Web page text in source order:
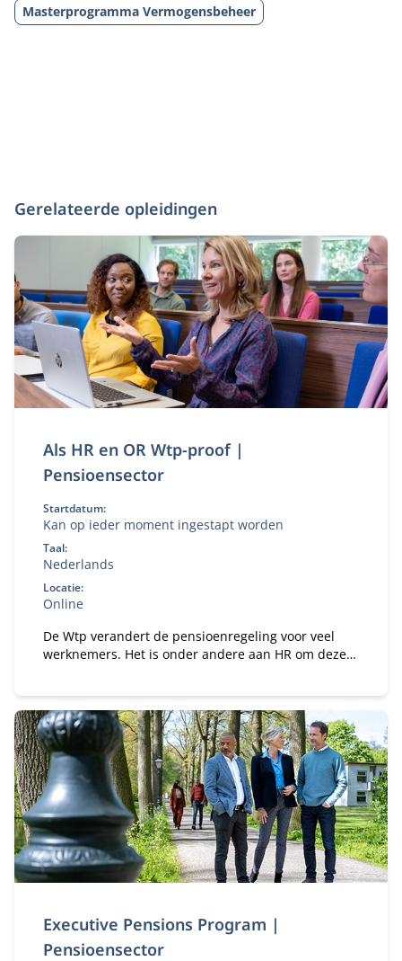
Masterprogramma Vermogensbeheer
Gerelateerde opleidingen
Als HR en OR Wtp-proof |
Pensioensector
Startdatum:
Kan op ieder moment ingestapt worden
Taal:
Nederlands
Locatie:
Online
De Wtp verandert de pensioenregeling voor veel
werknemers. Het is onder andere aan HR om deze
de benodigde kennis hiervoor op.
Executive Pensions Program |
Pensioensector